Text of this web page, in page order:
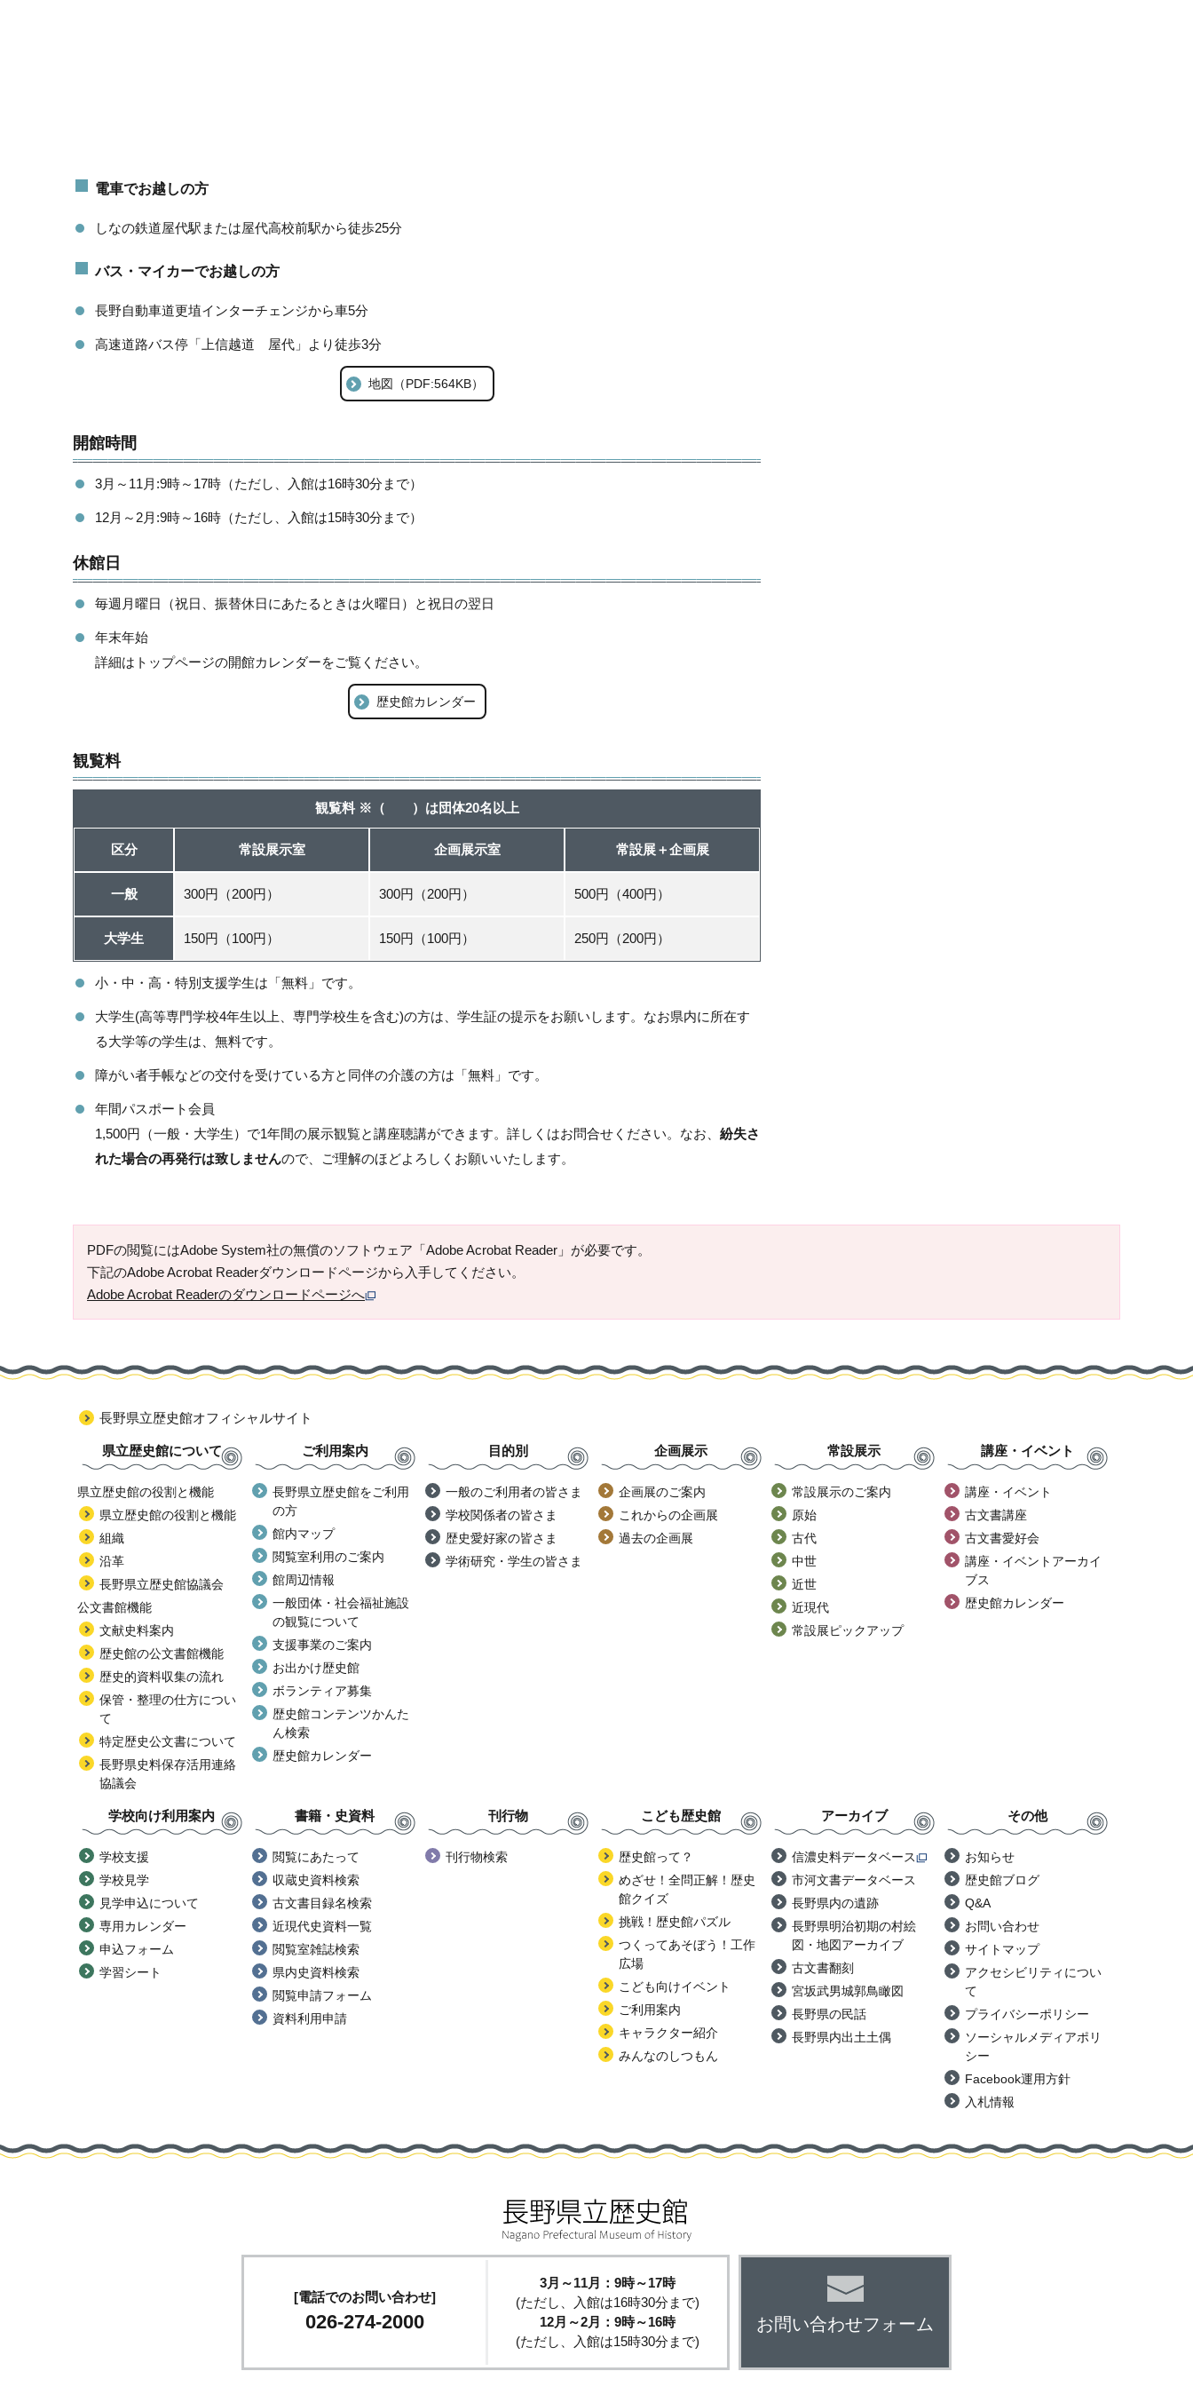
電車でお越しの方
しなの鉄道屋代駅または屋代高校前駅から徒歩25分
バス・マイカーでお越しの方
長野自動車道更埴インターチェンジから車5分
高速道路バス停「上信越道 屋代」より徒歩3分
地図（PDF:564KB）
開館時間
3月～11月:9時～17時（ただし、入館は16時30分まで）
12月～2月:9時～16時（ただし、入館は15時30分まで）
休館日
毎週月曜日（祝日、振替休日にあたるときは火曜日）と祝日の翌日
年末年始
詳細はトップページの開館カレンダーをご覧ください。
歴史館カレンダー
観覧料
観覧料 ※（ ）は団体20名以上
区分 常設展示室 企画展示室 常設展＋企画展
一般 300円（200円） 300円（200円） 500円（400円）
大学生 150円（100円） 150円（100円） 250円（200円）
小・中・高・特別支援学生は「無料」です。
大学生(高等専門学校4年生以上、専門学校生を含む)の方は、学生証の提示をお願いします。なお県内に所在す
る大学等の学生は、無料です。
障がい者手帳などの交付を受けている方と同伴の介護の方は「無料」です。
年間パスポート会員
1,500円（一般・大学生）で1年間の展示観覧と講座聴講ができます。詳しくはお問合せください。なお、 紛失さ
れた場合の再発行は致しませんので、ご理解のほどよろしくお願いいたします。
PDFの閲覧にはAdobe System社の無償のソフトウェア「Adobe Acrobat Reader」が必要です。
下記のAdobe Acrobat Readerダウンロードページから入手してください。
Adobe Acrobat Readerのダウンロードページへ
長野県立歴史館オフィシャルサイト
県立歴史館について
県立歴史館の役割と機能
県立歴史館の役割と機能
組織
沿革
長野県立歴史館協議会
公文書館機能
文献史料案内
歴史館の公文書館機能
歴史的資料収集の流れ
保管・整理の仕方につい
て
特定歴史公文書について
長野県史料保存活用連絡
協議会
ご利用案内
長野県立歴史館をご利用
の方
館内マップ
閲覧室利用のご案内
館周辺情報
一般団体・社会福祉施設
の観覧について
支援事業のご案内
お出かけ歴史館
ボランティア募集
歴史館コンテンツかんた
ん検索
歴史館カレンダー
目的別
一般のご利用者の皆さま
学校関係者の皆さま
歴史愛好家の皆さま
学術研究・学生の皆さま
企画展示
企画展のご案内
これからの企画展
過去の企画展
常設展示
常設展示のご案内
原始
古代
中世
近世
近現代
常設展ピックアップ
講座・イベント
講座・イベント
古文書講座
古文書愛好会
講座・イベントアーカイ
ブス
歴史館カレンダー
学校向け利用案内
学校支援
学校見学
見学申込について
専用カレンダー
申込フォーム
学習シート
書籍・史資料
閲覧にあたって
収蔵史資料検索
古文書目録名検索
近現代史資料一覧
閲覧室雑誌検索
県内史資料検索
閲覧申請フォーム
資料利用申請
刊行物
刊行物検索
こども歴史館
歴史館って？
めざせ！全問正解！歴史
館クイズ
挑戦！歴史館パズル
つくってあそぼう！工作
広場
こども向けイベント
ご利用案内
キャラクター紹介
みんなのしつもん
アーカイブ
信濃史料データベース
市河文書データベース
長野県内の遺跡
長野県明治初期の村絵
図・地図アーカイブ
古文書翻刻
宮坂武男城郭鳥瞰図
長野県の民話
長野県内出土土偶
その他
お知らせ
歴史館ブログ
Q&A
お問い合わせ
サイトマップ
アクセシビリティについ
て
プライバシーポリシー
ソーシャルメディアポリ
シー
Facebook運用方針
入札情報
[電話でのお問い合わせ]
026-274-2000
3月～11月：9時～17時
(ただし、入館は16時30分まで)
12月～2月：9時～16時
(ただし、入館は15時30分まで)
お問い合わせフォーム